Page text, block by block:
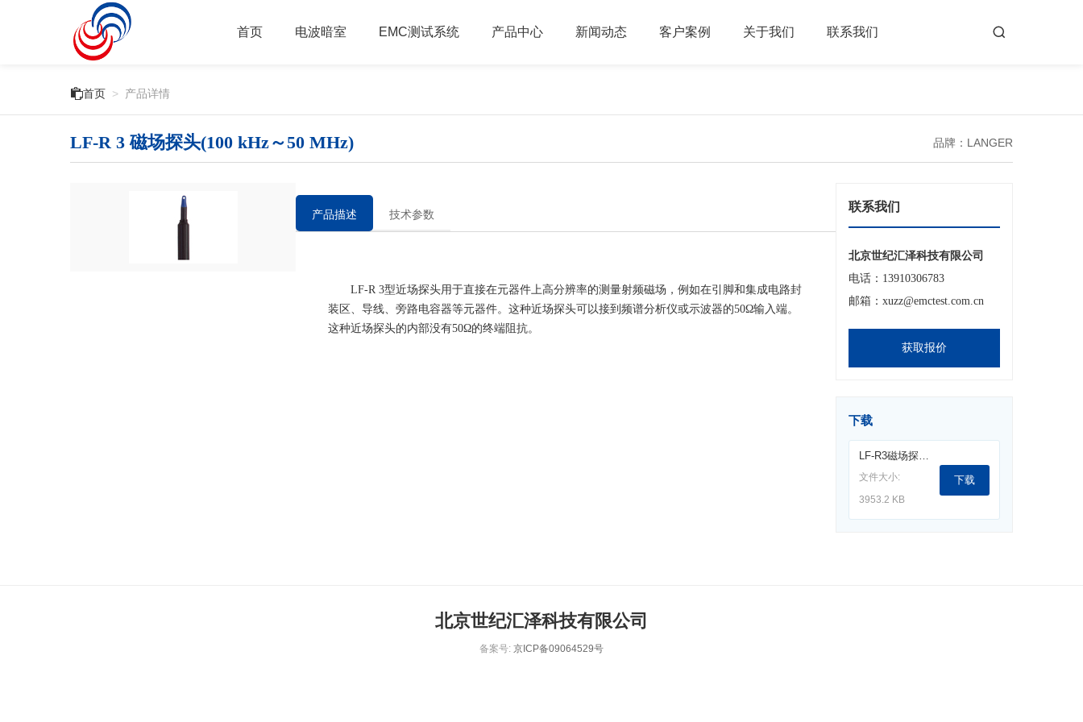
首页 电波暗室 EMC测试系统 产品中心 新闻动态 客户案例 关于我们 联系我们
首页 > 产品详情
LF-R 3 磁场探头(100 kHz～50 MHz) 品牌：LANGER
产品描述 技术参数
LF-R 3型近场探头用于直接在元器件上高分辨率的测量射频磁场，例如在引脚和集成电路封
装区、导线、旁路电容器等元器件。这种近场探头可以接到频谱分析仪或示波器的50Ω输入端。
这种近场探头的内部没有50Ω的终端阻抗。
联系我们
北京世纪汇泽科技有限公司
电话：13910306783
邮箱：xuzz@emctest.com.cn
获取报价
下载
LF-R3磁场探头(100kHz-50MHz).pdf
文件大小:
3953.2 KB
下载
北京世纪汇泽科技有限公司
备案号: 京ICP备09064529号